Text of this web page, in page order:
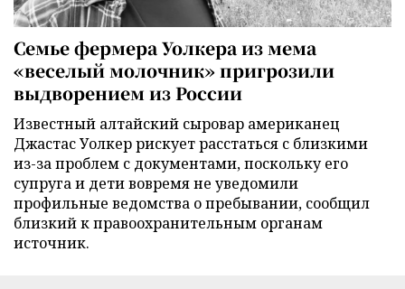
Семье фермера Уолкера из мема
«веселый молочник» пригрозили
выдворением из России
Известный алтайский сыровар американец
Джастас Уолкер рискует расстаться с близкими
из-за проблем с документами, поскольку его
супруга и дети вовремя не уведомили
профильные ведомства о пребывании, сообщил
близкий к правоохранительным органам
источник.